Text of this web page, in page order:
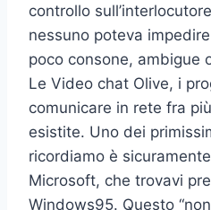
controllo
nessuno poteva
poco consone, ambigue
Le Video chat Olive, i
comunicare in rete fra
esistite. Uno dei
ricordiamo è
Microsoft, che trovavi
Windows95. Questo